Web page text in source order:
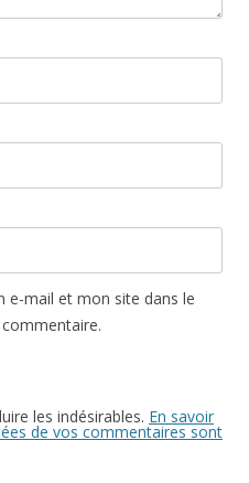
e-mail et mon site dans le
les indésirables. En savoir
de vos commentaires sont